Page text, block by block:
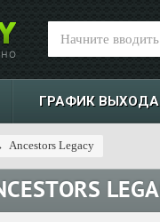
ГРАФИК ВЫХОДА
Ancestors Legacy